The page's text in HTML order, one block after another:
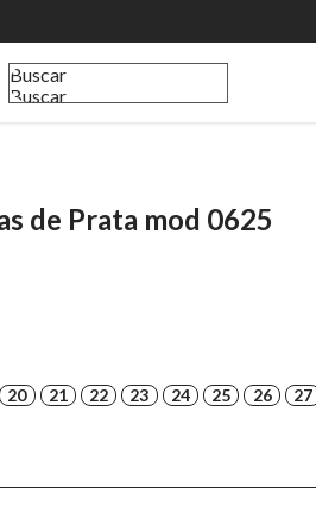
Buscar
Buscar
de Prata mod 0625
20 21 22 23 24 25 26
27